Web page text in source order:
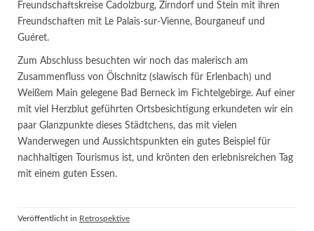
Freundschaftskreise Cadolzburg, Zirndorf und Stein mit ihren
Freundschaften mit Le Palais-sur-Vienne, Bourganeuf und
Guéret.
Zum Abschluss besuchten wir noch das malerisch am
Zusammenfluss von Ölschnitz (slawisch für Erlenbach) und
Weißem Main gelegene Bad Berneck im Fichtelgebirge. Auf einer
mit viel Herzblut geführten Ortsbesichtigung erkundeten wir ein
paar Glanzpunkte dieses Städtchens, das mit vielen
Wanderwegen und Aussichtspunkten ein gutes Beispiel für
nachhaltigen Tourismus ist, und krönten den erlebnisreichen Tag
mit einem guten Essen.
Veröffentlicht in Retrospektive